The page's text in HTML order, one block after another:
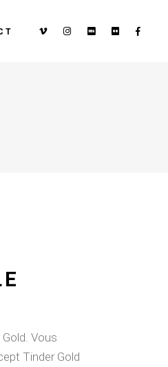
Vous
Tinder Gold